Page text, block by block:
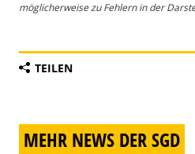
möglicherweise zu Fehlern in der
TEILEN
MEHR NEWS DER SGD